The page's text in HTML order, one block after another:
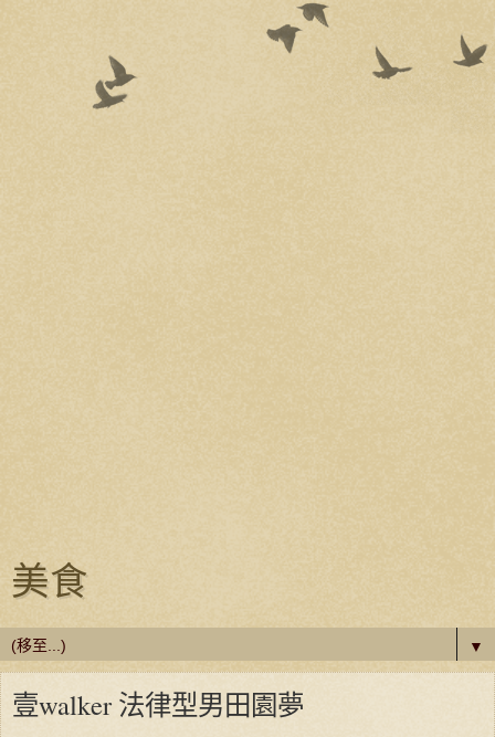
美食
▼
壹walker 法律型男田園夢